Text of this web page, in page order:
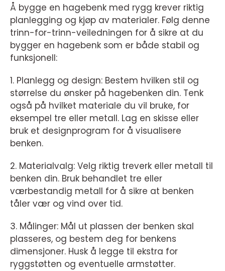
Å bygge en hagebenk med rygg krever riktig
planlegging og kjøp av materialer. Følg denne
trinn-for-trinn-veiledningen for å sikre at du
bygger en hagebenk som er både stabil og
funksjonell:
1. Planlegg og design: Bestem hvilken stil og
størrelse du ønsker på hagebenken din. Tenk
også på hvilket materiale du vil bruke, for
eksempel tre eller metall. Lag en skisse eller
bruk et designprogram for å visualisere
benken.
2. Materialvalg: Velg riktig treverk eller metall til
benken din. Bruk behandlet tre eller
værbestandig metall for å sikre at benken
tåler vær og vind over tid.
3. Målinger: Mål ut plassen der benken skal
plasseres, og bestem deg for benkens
dimensjoner. Husk å legge til ekstra for
ryggstøtten og eventuelle armstøtter.